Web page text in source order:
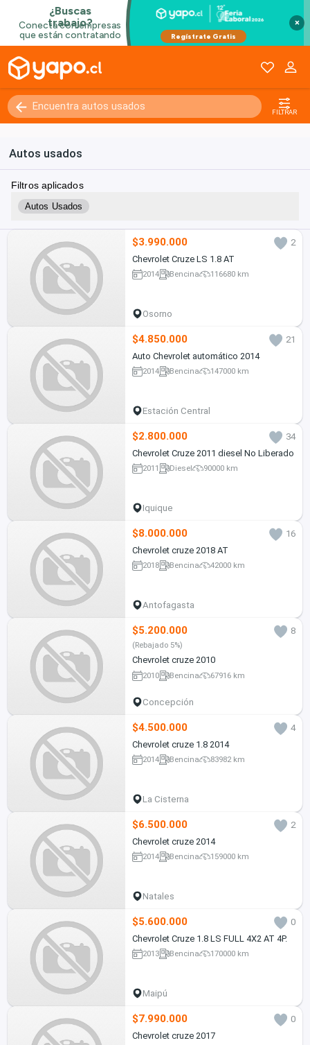
×
FILTRAR
Autos usados
Filtros aplicados
Autos Usados
$3.990.000
2
Chevrolet Cruze LS 1.8 AT
2014 Bencina 116680 km
Osorno
$4.850.000
21
Auto Chevrolet automático 2014
2014 Bencina 147000 km
Estación Central
$2.800.000
34
Chevrolet Cruze 2011 diesel No Liberado
2011 Diesel 90000 km
Iquique
$8.000.000
16
Chevrolet cruze 2018 AT
2018 Bencina 42000 km
Antofagasta
$5.200.000 8
(Rebajado 5%)
Chevrolet cruze 2010
2010 Bencina 67916 km
Concepción
$4.500.000
4
Chevrolet cruze 1.8 2014
2014 Bencina 83982 km
La Cisterna
$6.500.000
2
Chevrolet cruze 2014
2014 Bencina 159000 km
Natales
$5.600.000
0
Chevrolet Cruze 1.8 LS FULL 4X2 AT 4P.
2013 Bencina 170000 km
Maipú
$7.990.000
0
Chevrolet cruze 2017